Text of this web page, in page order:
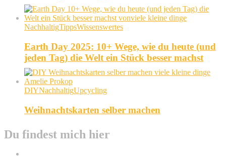
NachhaltigTippsWissenswertes
Earth Day 2025: 10+ Wege, wie du heute (und
jeden Tag) die Welt ein Stück besser machst
DIYNachhaltigUpcycling
Weihnachtskarten selber machen
Du findest mich hier